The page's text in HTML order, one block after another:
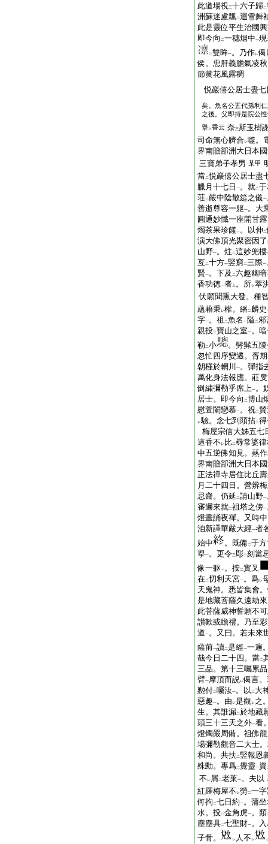
此道場視三十六子歸二
洲蘇迷盧飄二迴雪舞
此是靈位平生治國
即今向 二一穗烟中一現
二雙眸一。乃作レ偈
侯。忠肝義膽氣凌
節黄花風露稠
悦巖僖公居士盡七
矣。魚名公五代孫利
之後。父即持是院公
擧レ香云 奈三斯玉樹
司命無心臍合レ噬。
界南贍部洲大日本
三寶弟子孝男 某甲
當二悦巖僖公居士盡
臘月十七日 一。就二
荘二 嚴中陰散筵之儀一
善逝尊容一躯一。大
圓通妙懺一座開甘
燭茶果珍饈一。以伸 二
演大佛頂光聚密因
山野一。炷 二這妙兜樓
亙二十方一竪窮二三際一
賢一。下及 二六趣幽
香功徳一者 上 。所レ萃
伏願聞熏大發。種
蘊藉秉レ權。繙二 麟史
字一。祖 二魚名 一隘 二邾
親投二寶山之室一。
勒 二小
。髣髴五
忽忙四序變遷。胥
朝槿於輞川
一。彈指
萬化身法報應。莊
倒繍彌勒乎席上一。
居士。即今向 二博山
慰萱闈戀慕一。祝二
レ驗。念七到頭拈二
梅屋宗信大姊五七
這香不 レ 比二尋常婆
中五逆佛知見。爇作
界南贍部洲大日本
正法禪寺居住比丘
月二十四日。營辨
忌齋。仍延 二請山野一
審邇來就二祖塔之傍一
燈晝誦夜禪。又時
洎新譯華嚴大經一者
始中
。既備 二于
擧一。更令三彫二刻當
像一躯一。按二實叉
在二忉利天宮一。爲レ
天鬼神。悉皆集會
是地藏菩薩久遠劫
此菩薩威神誓願不
讃歎或瞻禮。乃至
道一。又曰。若未來
薩前一讀二是經一一遍
哉今日二十四。當二
三品。第十三囑累
臂一摩頂而説レ偈言
懃付二囑汝一。以 二 大
惡趣一。由 レ是觀レ之
生。其誰漏二於地藏
頭三十三天之外一看
燈燭嚴周備。祖佛
場彌勒觀音二大士
和尚。共扶二竪報恩
殊勳。專爲二覺靈一資
不 レ屑二老莱一。夫以
紅羅梅屋不 レ勞二一
何拘 二七日約一。蒲
水。投二金角虎一。類
塵塵具二七聖財一。入
子骨。 レ 人不 レ